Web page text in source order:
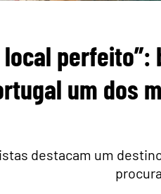
local
um dos
destacam um